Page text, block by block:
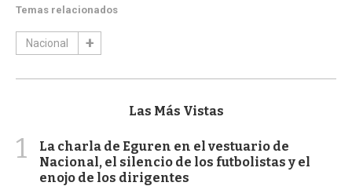
Temas relacionados
Nacional
Las Más Vistas
1
La charla de Eguren en el vestuario de
Nacional, el silencio de los futbolistas y el
enojo de los dirigentes